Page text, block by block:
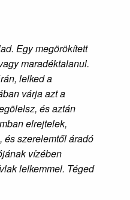
Egy megörökített
maradéktalanul.
lelked a
várja azt a
és aztán
elrejtelek,
és szerelemtől áradó
vízében
lelkemmel. Téged